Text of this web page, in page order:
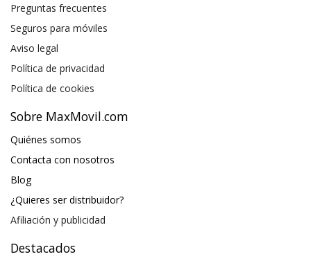
Preguntas frecuentes
Seguros para móviles
Aviso legal
Política de privacidad
Política de cookies
Sobre MaxMovil.com
Quiénes somos
Contacta con nosotros
Blog
¿Quieres ser distribuidor?
Afiliación y publicidad
Destacados